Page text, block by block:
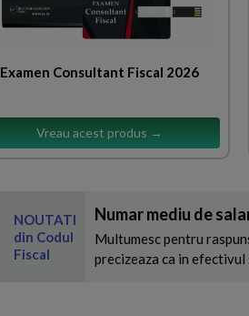
Examen Consultant Fiscal 2026
Vreau acest produs →
NOUTATI
din Codul
Fiscal
Numar mediu de
Multumesc pentru
precizeaza ca in